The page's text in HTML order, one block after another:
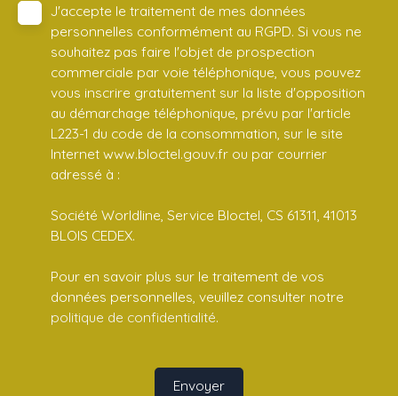
J'accepte le traitement de mes données
personnelles conformément au RGPD. Si vous ne
souhaitez pas faire l'objet de prospection
commerciale par voie téléphonique, vous pouvez
vous inscrire gratuitement sur la liste d'opposition
au démarchage téléphonique, prévu par l'article
L223-1 du code de la consommation, sur le site
Internet www.bloctel.gouv.fr ou par courrier
adressé à :
Société Worldline, Service Bloctel, CS 61311, 41013
BLOIS CEDEX.
Pour en savoir plus sur le traitement de vos
données personnelles, veuillez consulter notre
politique de confidentialité.
Envoyer